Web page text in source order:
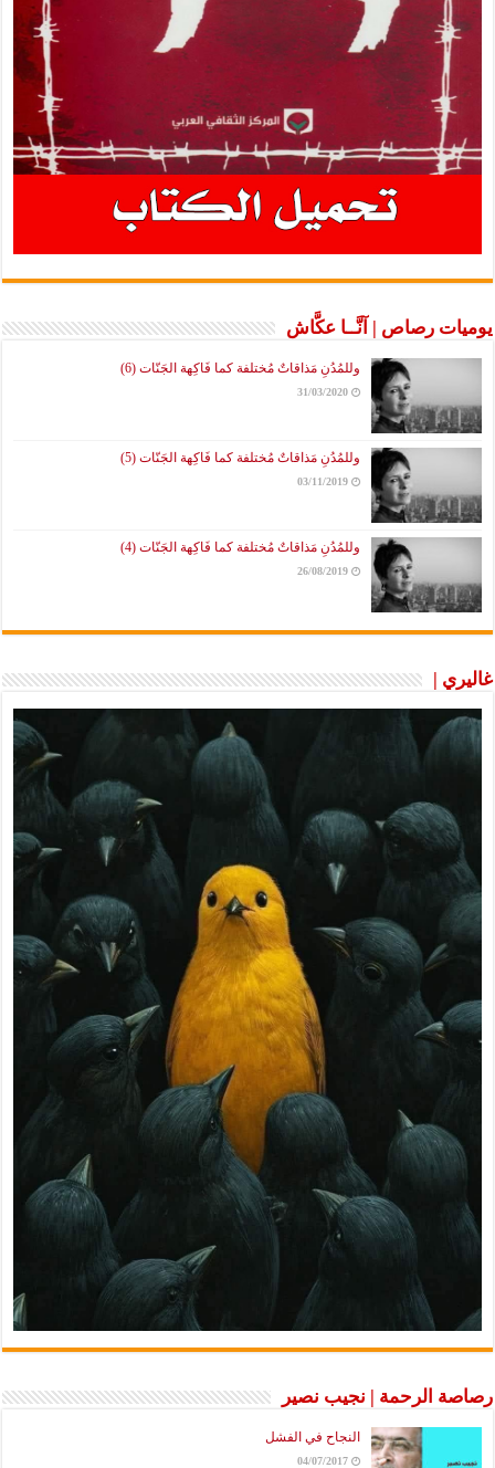
يوميات رصاص | آنَّــا عكَّاش
وللمُدُنِ مَذاقاتٌ مُختلفة كما فَاكِهة الجَنّات (6)
31/03/2020
وللمُدُنِ مَذاقاتٌ مُختلفة كما فَاكِهة الجَنّات (5)
03/11/2019
وللمُدُنِ مَذاقاتٌ مُختلفة كما فَاكِهة الجَنّات (4)
26/08/2019
غاليري |
رصاصة الرحمة | نجيب نصير
النجاح في الفشل
04/07/2017